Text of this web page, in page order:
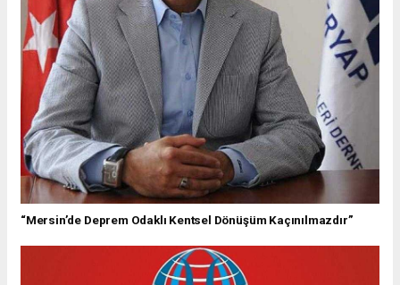
“Mersin’de Deprem Odaklı Kentsel Dönüşüm Kaçınılmazdır”